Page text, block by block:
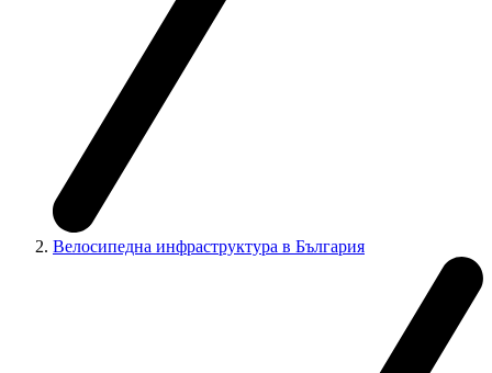
Велосипедна инфраструктура в България